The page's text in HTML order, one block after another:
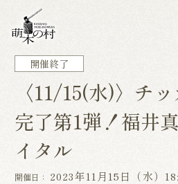
開催終了
〈11/15(水)〉チ
完了第1弾！福井
イタル
開催日： 2023年11月15日（水）